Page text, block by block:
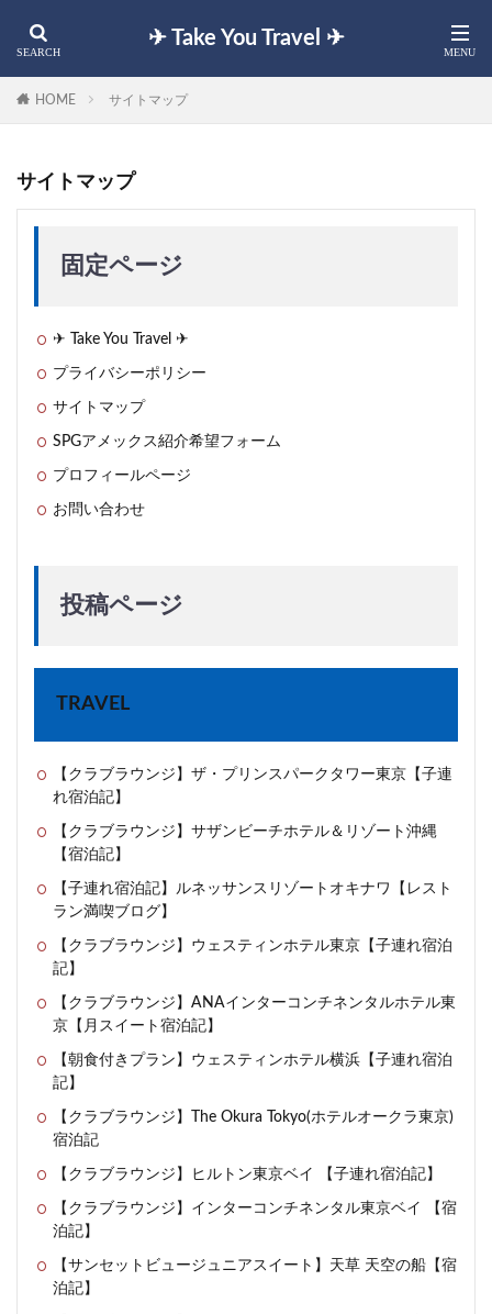
✈︎ Take You Travel ✈︎
HOME サイトマップ
サイトマップ
固定ページ
✈︎ Take You Travel ✈︎
プライバシーポリシー
サイトマップ
SPGアメックス紹介希望フォーム
プロフィールページ
お問い合わせ
投稿ページ
TRAVEL
【クラブラウンジ】ザ・プリンスパークタワー東京【子連
れ宿泊記】
【クラブラウンジ】サザンビーチホテル＆リゾート沖縄
【宿泊記】
【子連れ宿泊記】ルネッサンスリゾートオキナワ【レスト
ラン満喫ブログ】
【クラブラウンジ】ウェスティンホテル東京【子連れ宿泊
記】
【クラブラウンジ】ANAインターコンチネンタルホテル東
京【月スイート宿泊記】
【朝食付きプラン】ウェスティンホテル横浜【子連れ宿泊
記】
【クラブラウンジ】The Okura Tokyo(ホテルオークラ東京)
宿泊記
【クラブラウンジ】ヒルトン東京ベイ 【子連れ宿泊記】
【クラブラウンジ】インターコンチネンタル東京ベイ 【宿
泊記】
【サンセットビュージュニアスイート】天草 天空の船【宿
泊記】